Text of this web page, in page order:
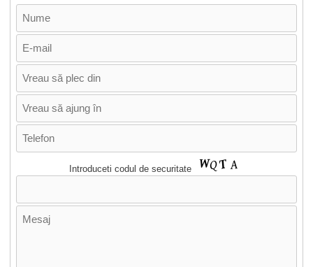
Introduceti codul de securitate